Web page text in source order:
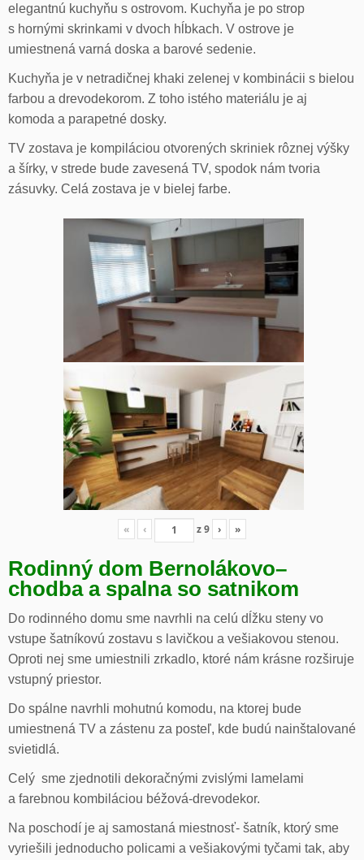
elegantnú kuchyňu s ostrovom. Kuchyňa je po strop
s hornými skrinkami v dvoch hĺbkach. V ostrove je
umiestnená varná doska a barové sedenie.
Kuchyňa je v netradičnej khaki zelenej v kombinácii s bielou
farbou a drevodekorom. Z toho istého materiálu je aj
komoda a parapetné dosky.
TV zostava je kompiláciou otvorených skriniek rôznej výšky
a šírky, v strede bude zavesená TV, spodok nám tvoria
zásuvky. Celá zostava je v bielej farbe.
« ‹ z9 › »
Rodinný dom Bernolákovo–
chodba a spalna so satnikom
Do rodinného domu sme navrhli na celú dĺžku steny vo
vstupe šatníkovú zostavu s lavičkou a vešiakovou stenou.
Oproti nej sme umiestnili zrkadlo, ktoré nám krásne rozširuje
vstupný priestor.
Do spálne navrhli mohutnú komodu, na ktorej bude
umiestnená TV a zástenu za posteľ, kde budú nainštalované
svietidlá.
Celý sme zjednotili dekoračnými zvislými lamelami
a farebnou kombiláciou béžová-drevodekor.
Na poschodí je aj samostaná miestnosť- šatník, ktorý sme
vyriešili jednoducho policami a vešiakovými tyčami tak, aby